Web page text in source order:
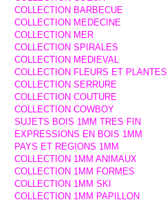
COLLECTION BARBECUE
COLLECTION MEDECINE
COLLECTION MER
COLLECTION SPIRALES
COLLECTION MEDIEVAL
COLLECTION FLEURS ET PLANTES
COLLECTION SERRURE
COLLECTION COUTURE
COLLECTION COWBOY
SUJETS BOIS 1MM TRES FIN
EXPRESSIONS EN BOIS 1MM
PAYS ET REGIONS 1MM
COLLECTION 1MM ANIMAUX
COLLECTION 1MM FORMES
COLLECTION 1MM SKI
COLLECTION 1MM PAPILLON